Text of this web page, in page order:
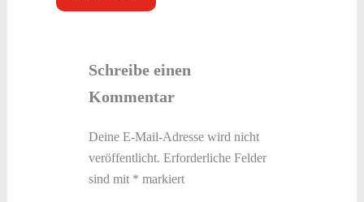
Schreibe einen
Kommentar
Deine E-Mail-Adresse wird nicht
veröffentlicht. Erforderliche Felder
sind mit * markiert